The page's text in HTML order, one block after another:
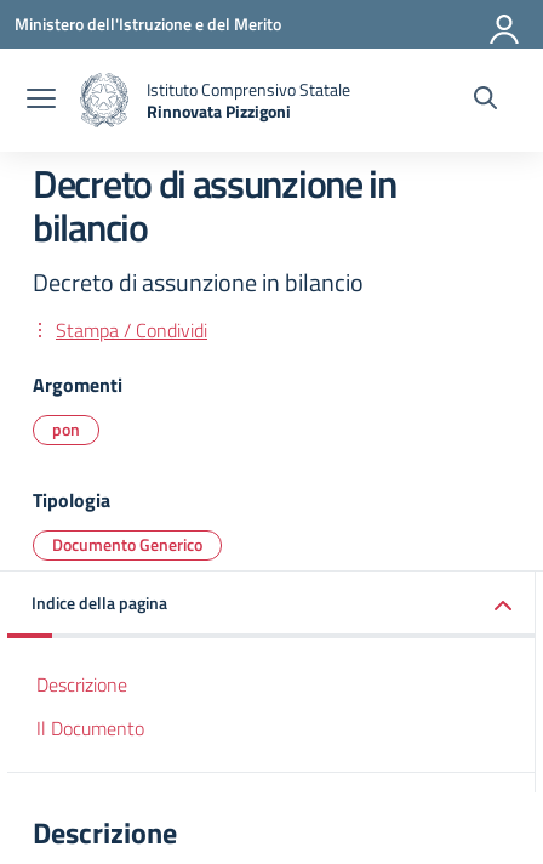
Vai ai contenuti
Vai al menu di navigazione
Vai al footer
Ministero dell'Istruzione e del Merito
Istituto Comprensivo Statale
Rinnovata Pizzigoni
Decreto di assunzione in
bilancio
Decreto di assunzione in bilancio
Stampa / Condividi
Argomenti
pon
Tipologia
Documento Generico
Indice della pagina
Descrizione
Il Documento
Descrizione